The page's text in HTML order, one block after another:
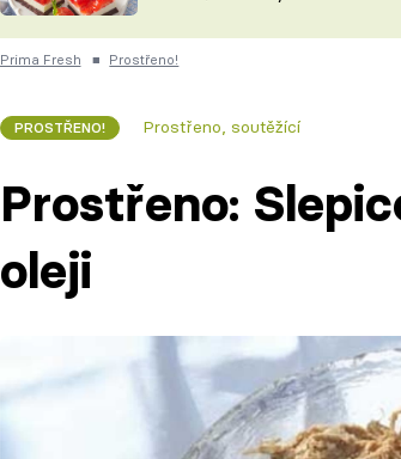
ČESKO NA TALÍŘI
KUCHAŘKA
Prima Fresh ■ Prostřeno!
PROSTŘENO! Prostřeno, soutěžící
Prostřeno:
oleji